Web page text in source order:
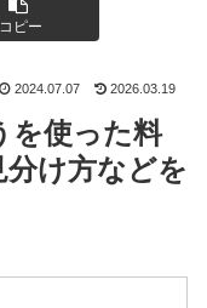
コピー
2024.07.07 2026.03.19
を使った料
け方などを